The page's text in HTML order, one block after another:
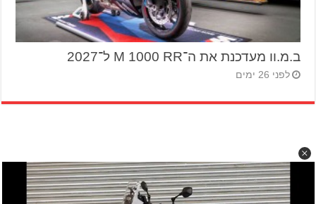
ב.מ.וו מעדכנת את ה־M 1000 RR ל־2027
לפני 26 ימים